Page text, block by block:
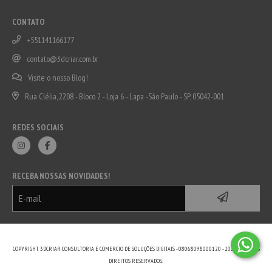
CONTATO
+551141166177
contato@3dcriar.com.br
Visite o nosso Blog!
Rua Clélia, 2208 - Bloco 2 - Loja 6 - Lapa -São Paulo - SP, 05042-001
REDES SOCIAIS
RECEBA NOSSAS NOVIDADES!
COPYRIGHT 3DCRIAR CONSULTORIA E COMERCIO DE SOLUÇÕES DIGITAIS - 08068098000120 - 2026. TODOS OS
DIREITOS RESERVADOS.